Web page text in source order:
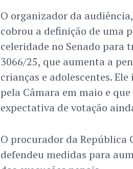
O organizador da
cobrou a definição de uma
celeridade no Senado para
3066/25, que aumenta a
crianças e adolescentes.
pela Câmara em maio e
expectativa de votação
O procurador da República
defendeu medidas para